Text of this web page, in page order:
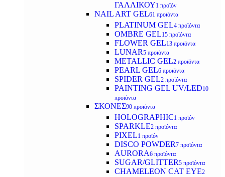
ΓΑΛΛΙΚΟΥ1 προϊόν
NAIL ART GEL61 προϊόντα
PLATINUM GEL4 προϊόντα
OMBRE GEL15 προϊόντα
FLOWER GEL13 προϊόντα
LUNAR5 προϊόντα
METALLIC GEL2 προϊόντα
PEARL GEL6 προϊόντα
SPIDER GEL2 προϊόντα
PAINTING GEL UV/LED10
προϊόντα
ΣΚΟΝΕΣ90 προϊόντα
HOLOGRAPHIC1 προϊόν
SPARKLE2 προϊόντα
PIXEL1 προϊόν
DISCO POWDER7 προϊόντα
AURORA6 προϊόντα
SUGAR/GLITTER5 προϊόντα
CHAMELEON CAT EYE2